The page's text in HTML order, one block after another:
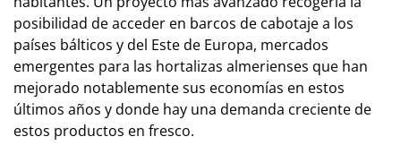
posibilidad de acceder en barcos de cabotaje a los
países bálticos y del Este de Europa, mercados
emergentes para las hortalizas almerienses que han
mejorado notablemente sus economías en estos
últimos años y donde hay una demanda creciente de
estos productos en fresco.